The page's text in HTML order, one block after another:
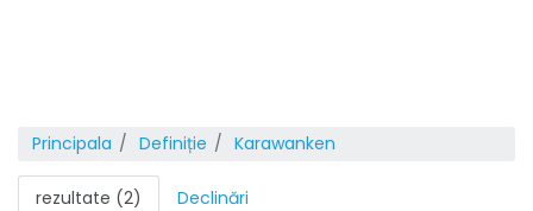
Principala Definiție Karawanken
rezultate (2) Declinări